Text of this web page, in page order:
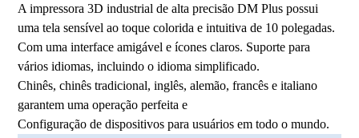
A impressora 3D industrial de alta precisão DM Plus possui
uma tela sensível ao toque colorida e intuitiva de 10 polegadas.
Com uma interface amigável e ícones claros. Suporte para
vários idiomas, incluindo o idioma simplificado.
Chinês, chinês tradicional, inglês, alemão, francês e italiano
garantem uma operação perfeita e
Configuração de dispositivos para usuários em todo o mundo.